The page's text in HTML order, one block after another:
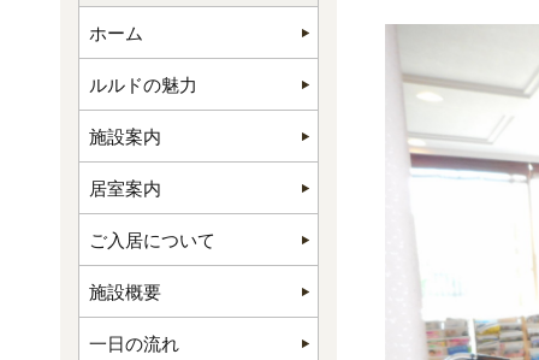
ホーム
ルルドの魅力
施設案内
居室案内
ご入居について
施設概要
一日の流れ